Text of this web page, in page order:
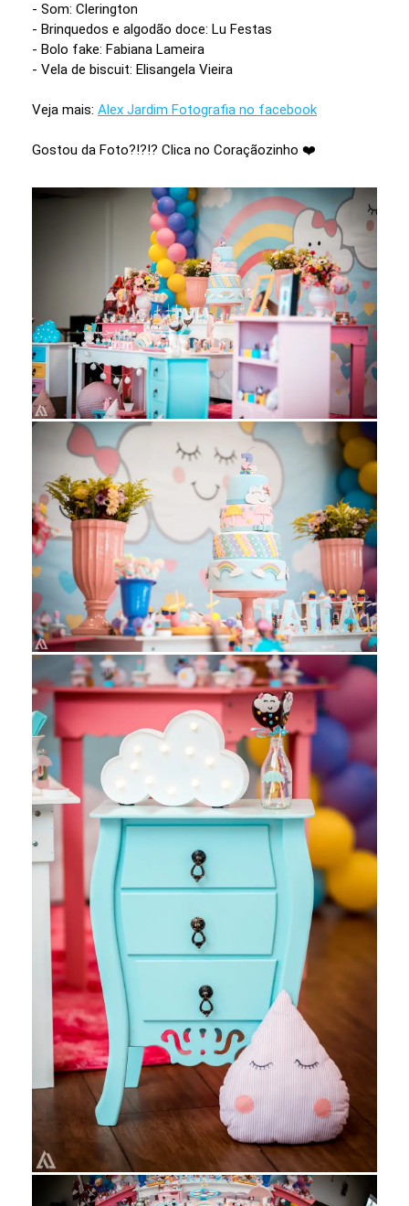
- Som: Clerington
- Brinquedos e algodão doce: Lu Festas
- Bolo fake: Fabiana Lameira
- Vela de biscuit: Elisangela Vieira
Veja mais: Alex Jardim Fotografia no facebook
Gostou da Foto?!?!? Clica no Coraçãozinho ❤️